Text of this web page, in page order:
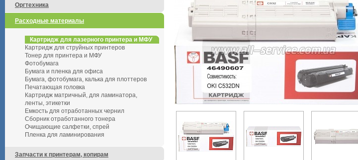
Оргтехника
Расходные материалы
Картридж для лазерного принтера и МФУ
Картридж для струйных принтеров
Тонер для принтера и МФУ
Фотобумага
Бумага и пленка для офиса
Бумага, фотобумага, калька для плоттеров
Печатающая головка
Картридж матричный, для ламинатора,
ленты, этикетки
Емкость для отработанных чернил
Сборник отработанного тонера
Очищающие салфетки, спрей
Пленка для ламинирования
Запчасти к принтерам, копирам